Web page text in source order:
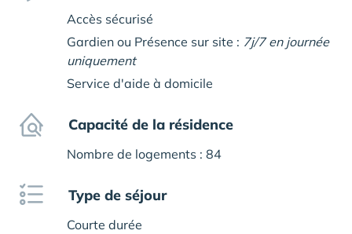
Accès sécurisé
Gardien ou Présence sur site : 7j/7 en journée
uniquement
Service d'aide à domicile
Capacité de la résidence
Nombre de logements : 84
Type de séjour
Courte durée